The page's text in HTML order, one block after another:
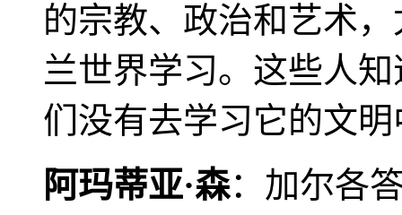
的宗教、政治和艺术
兰世界学习。这些人
们没有去学习它的文
阿玛蒂亚·森：加尔各